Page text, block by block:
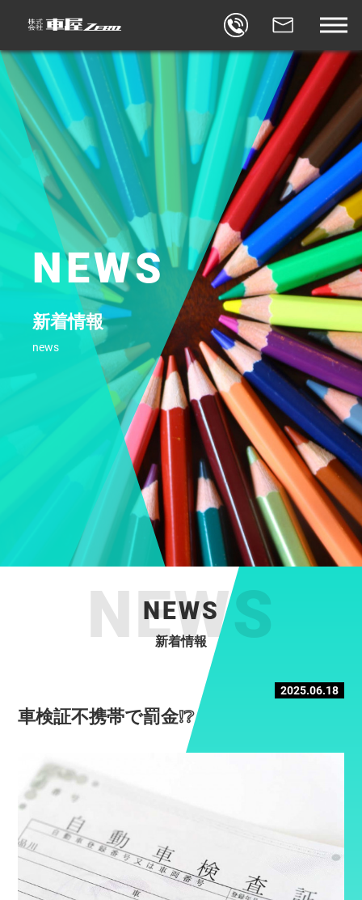
NEWS
新着情報
news
NEWS
新着情報
2025.06.18
車検証不携帯で罰金❕❔
BLOG
車屋ゼロブログ
REVIEW
口コミ
FACEBOOK
車屋ゼロ×FACEBOOK
CONTACT
お問合せ
STORES
店舗